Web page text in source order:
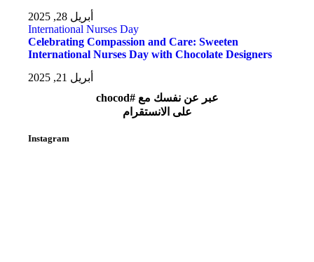
أبريل 28, 2025
International Nurses Day
Celebrating Compassion and Care: Sweeten
International Nurses Day with Chocolate Designers
أبريل 21, 2025
عبر عن نفسك مع #chocod
على الانستقرام
Instagram